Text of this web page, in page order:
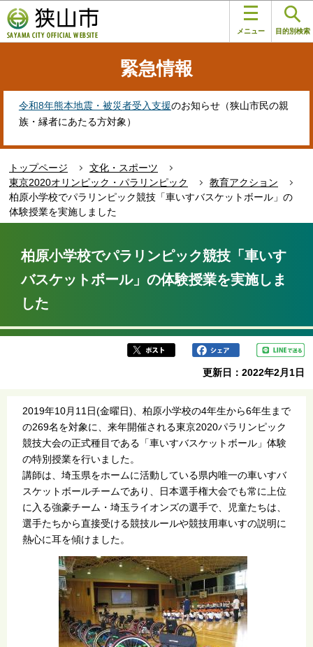
の
ペ
す
メニュー 目的別検索
緊急情報
令和8年熊本地震・被災者受入支援のお知らせ（狭山市民の親
族・縁者にあたる方対象）
トップページ
文化・スポーツ
東京2020オリンピック・パラリンピック
教育アクション
柏原小学校でパラリンピック競技「車いすバスケットボール」の
体験授業を実施しました
柏原小学校でパラリンピック競技「車いす
バスケットボール」の体験授業を実施しま
した
更新日：2022年2月1日
2019年10月11日(金曜日)、柏原小学校の4年生から6年生まで
の269名を対象に、来年開催される東京2020パラリンピック
競技大会の正式種目である「車いすバスケットボール」体験
の特別授業を行いました。
講師は、埼玉県をホームに活動している県内唯一の車いすバ
スケットボールチームであり、日本選手権大会でも常に上位
に入る強豪チーム・埼玉ライオンズの選手で、児童たちは、
選手たちから直接受ける競技ルールや競技用車いすの説明に
熱心に耳を傾けました。